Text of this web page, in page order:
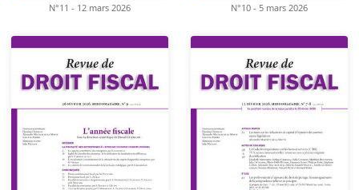
N°11 - 12 mars 2026 N°10 - 5 mars 2026